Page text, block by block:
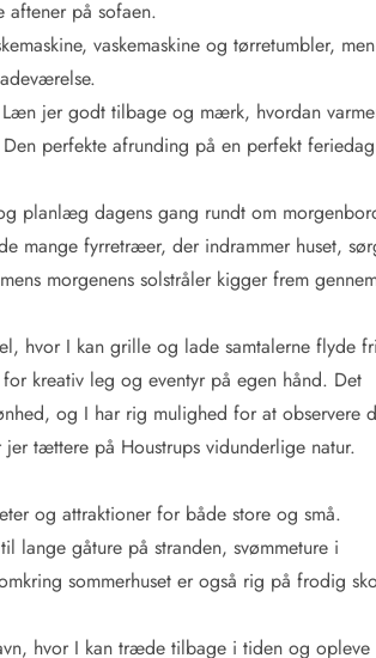
på sofaen.
vaskemaskine og tørretumbler, men
Læn jer godt tilbage og mærk, hvordan
perfekte afrunding på en perfekt
planlæg dagens gang rundt om
mange fyrretræer, der indrammer huset,
morgenens solstråler kigger frem
hvor I kan grille og lade samtalerne flyde
kreativ leg og eventyr på egen hånd. Det
og I har rig mulighed for at observere
tættere på Houstrups vidunderlige natur.
og attraktioner for både store og små.
lange gåture på stranden, svømmeture i
sommerhuset er også rig på frodig
hvor I kan træde tilbage i tiden og opleve